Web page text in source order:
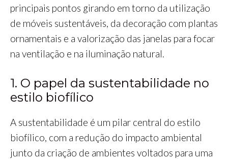
principais pontos girando em torno da utilização
de móveis sustentáveis, da decoração com plantas
ornamentais e a valorização das janelas para focar
na ventilação e na iluminação natural.
1. O papel da sustentabilidade no
estilo biofílico
A sustentabilidade é um pilar central do estilo
biofílico, com a redução do impacto ambiental
junto da criação de ambientes voltados para uma